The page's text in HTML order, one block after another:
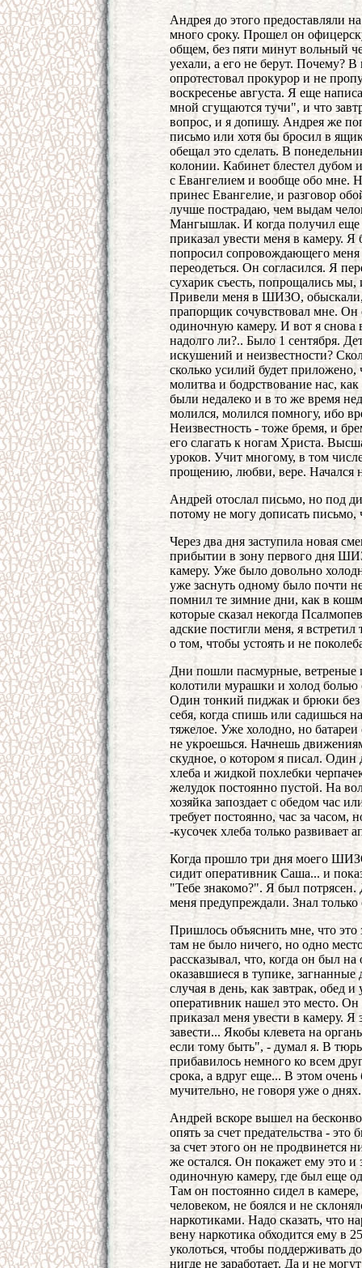
Андрея до этого предоставляли
много сроку. Прошел он
общем, без пяти минут вольный
уехали, а его не берут. Почему?
опротестовал прокурор и не
воскресенье августа. Я еще
мной сгущаются тучи", и что
вопрос, и я допишу. Андрея же
письмо или хотя бы бросил в
обещал это сделать. В
колонии. Кабинет блестел
с Евангелием и вообще обо мне.
принес Евангелие, и разговор
лучше пострадаю, чем выдам
Мангышлак. И когда получил еще
приказал увести меня в камеру.
попросил сопровождающего
переодеться. Он согласился. Я
сухарик съесть, попрощались
Привели меня в ШИЗО, обыскали,
прапорщик сочувствовал мне. Он
одиночную камеру. И вот я снова
надолго ли?.. Было 1 сентября.
искушений и неизвестности?
сколько усилий будет
молитва и бодрствование нас,
были недалеко и в то же время
молился, молился помногу, ибо
Неизвестность - тоже бремя, и
его слагать к ногам Христа.
уроков. Учит многому, в том
прощению, любви, вере. Начался
Андрей отослал письмо, но под
потому не могу дописать письмо,
Через два дня заступила новая
прибытии в зону первого дня
камеру. Уже было довольно
уже заснуть одному было почти
помнил те зимние дни, как в
которые сказал некогда
адские постигли меня, я
о том, чтобы устоять и не
Дни пошли пасмурные, ветреные
колотили мурашки и холод болью
Один тонкий пиджак и брюки без
себя, когда спишь или садишься
тяжелое. Уже холодно, но
не укроешься. Начнешь
скудное, о котором я писал. Один
хлеба и жидкой похлебки
желудок постоянно пустой. На
хозяйка запоздает с обедом час
требует постоянно, час за
-кусочек хлеба только развивает
Когда прошло три дня моего
сидит оперативник Саша... и
"Тебе знакомо?". Я был потрясен.
меня предупреждали. Знал только
Пришлось объяснить мне, что
там не было ничего, но одно
рассказывал, что, когда он был
оказавшиеся в тупике,
случая в день, как завтрак, обед
оперативник нашел это место.
приказал меня увести в камеру. Я
завести... Якобы клевета на
если тому быть", - думал я. В
прибавилось немного ко всем
срока, а вдруг еще... В этом
мучительно, не говоря уже о днях.
Андрей вскоре вышел на
опять за счет предательства -
за счет этого он не продвинется
же остался. Он покажет ему это и
одиночную камеру, где был еще
Там он постоянно сидел в
человеком, не боялся и не
наркотиками. Надо сказать, что
вену наркотика обходится ему в
уколоться, чтобы поддерживать
нигде не заработает. Да и не